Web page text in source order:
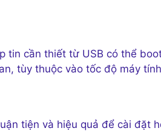
tin cần thiết từ USB có thể
tùy thuộc vào tốc độ máy
tiện và hiệu quả để cài đặt